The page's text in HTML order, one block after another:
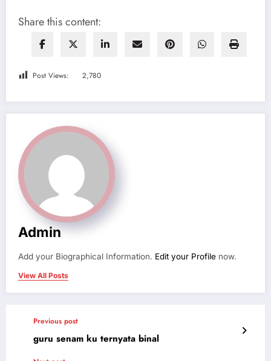
Share this content:
Post Views: 2,780
Admin
Add your Biographical Information. Edit your Profile now.
View All Posts
Previous post
guru senam ku ternyata binal